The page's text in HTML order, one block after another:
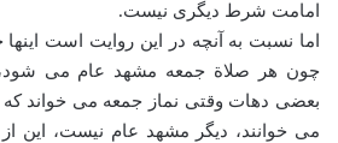
امامت شرط دیگری نیست.
اما نسبت به آنچه در این روایت است
چون هر صلاة جمعه مشهد عام می
بعضی دهات وقتی نماز جمعه می خواند که
می خوانند، دیگر مشهد عام نیست،